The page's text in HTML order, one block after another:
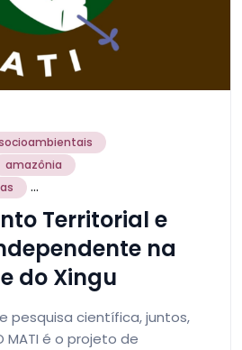
amazônia
...
Territorial e
na
do Xingu
pesquisa científica, juntos,
MATI é o projeto de